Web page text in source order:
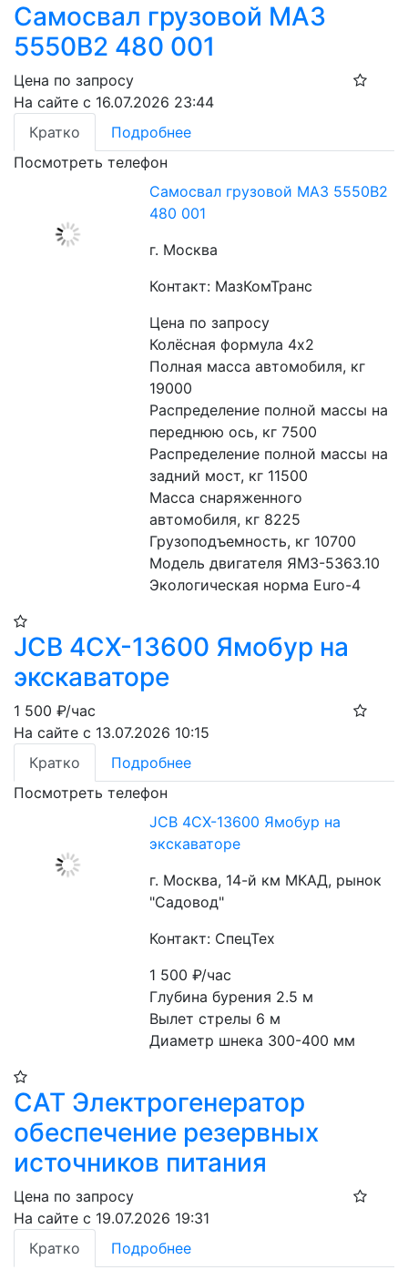
Самосвал грузовой МАЗ
5550В2 480 001
Цена по запросу
На сайте с 16.07.2026 23:44
Кратко
Подробнее
Посмотреть телефон
Самосвал грузовой МАЗ 5550В2
480 001
г. Москва
Контакт: МазКомТранс
Цена по запросу
Колёсная формула 4х2
Полная масса автомобиля, кг
19000
Распределение полной массы на
переднюю ось, кг 7500
Распределение полной массы на
задний мост, кг 11500
Масса снаряженного
автомобиля, кг 8225
Грузоподъемность, кг 10700
Модель двигателя ЯМЗ-5363.10
Экологическая норма Euro-4
JCB 4CX-13600 Ямобур на
экскаваторе
1 500 ₽/час
На сайте с 13.07.2026 10:15
Кратко
Подробнее
Посмотреть телефон
JCB 4CX-13600 Ямобур на
экскаваторе
г. Москва, 14-й км МКАД, рынок
"Садовод"
Контакт: СпецТех
1 500₽/час
Глубина бурения 2.5 м
Вылет стрелы 6 м
Диаметр шнека 300-400 мм
САТ Электрогенератор
обеспечение резервных
источников питания
Цена по запросу
На сайте с 19.07.2026 19:31
Кратко
Подробнее